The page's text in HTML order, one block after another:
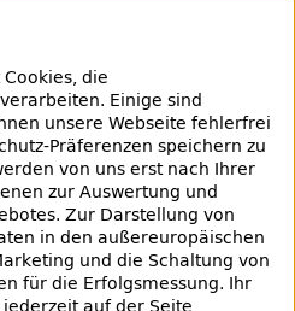
die
Einige sind
unsere Webseite fehlerfrei
Präferenzen speichern zu
von uns erst nach Ihrer
zur Auswertung und
Zur Darstellung von
in den außereuropäischen
und die Schaltung von
für die Erfolgsmessung. Ihr